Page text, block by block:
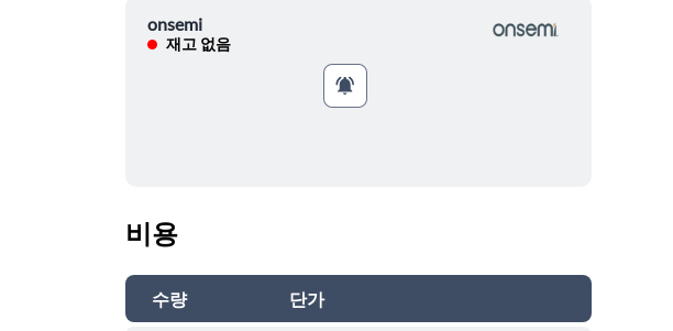
onsemi
재고 없음
비용
수량 단가